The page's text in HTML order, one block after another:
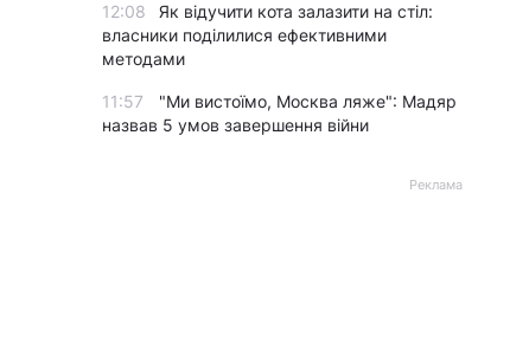
12:08
Як відучити кота залазити на стіл:
власники поділилися ефективними
методами
11:57
"Ми вистоїмо, Москва ляже": Мадяр
назвав 5 умов завершення війни
Реклама